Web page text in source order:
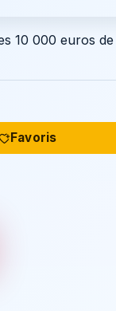
10 000 euros
Favoris